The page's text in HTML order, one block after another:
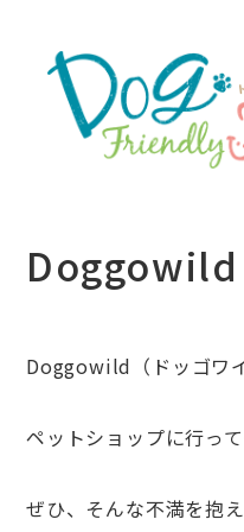
Doggowild
Doggowild（ドッゴワ
ペットショップに行っ
ぜひ、そんな不満を抱